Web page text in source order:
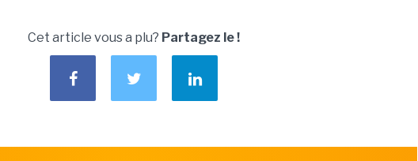
Cet article vous a plu? Partagez le !